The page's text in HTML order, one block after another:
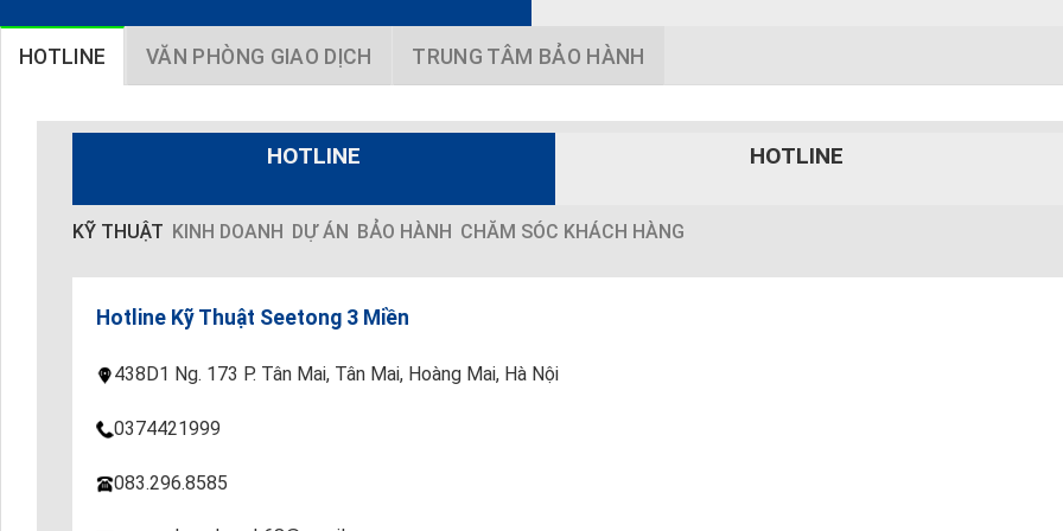
HOTLINE VĂN PHÒNG GIAO DỊCH TRUNG TÂM BẢO HÀNH
HOTLINE HOTLINE
KỸ THUẬT KINH DOANH DỰ ÁN BẢO HÀNH CHĂM SÓC KHÁCH HÀNG
Hotline Kỹ Thuật Seetong 3 Miền
438D1 Ng. 173 P. Tân Mai, Tân Mai, Hoàng Mai, Hà Nội
0374421999
083.296.8585